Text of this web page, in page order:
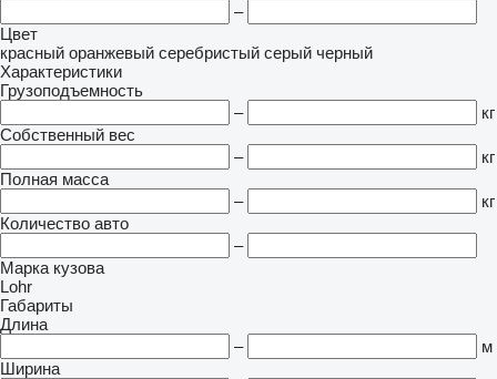
–
Цвет
красный оранжевый серебристый серый черный
Характеристики
Грузоподъемность
–
кг
Собственный вес
–
кг
Полная масса
–
кг
Количество авто
–
Марка кузова
Lohr
Габариты
Длина
–
м
Ширина